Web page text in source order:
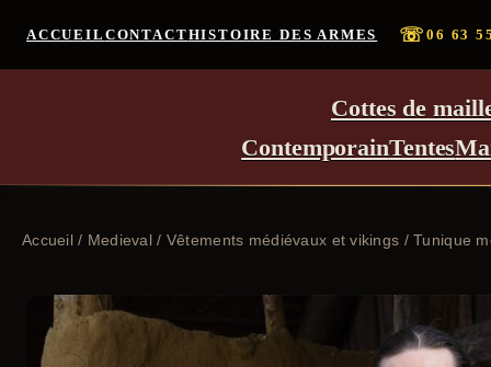
ACCUEIL CONTACTHISTOIRE DES ARMES ☏06 63
Cottes de
ContemporainTentes
Accueil/ Medieval / Vêtements médiévaux et vikings / Tunique